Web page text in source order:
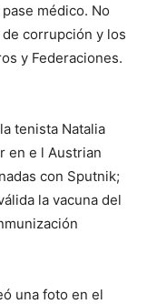
médico. No
corrupción y los
y Federaciones.
tenista Natalia
en e l Austrian
con Sputnik;
la vacuna del
una foto en el